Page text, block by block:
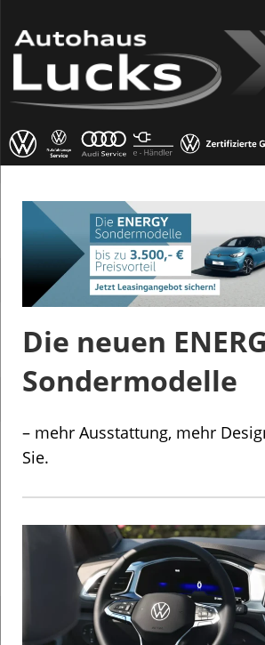
Die neuen
Sondermodelle
– mehr Ausstattung, mehr
Sie.